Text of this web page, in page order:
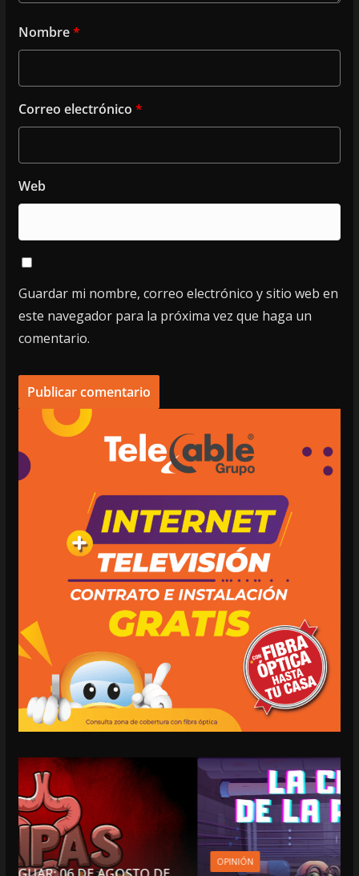
Nombre*
Correo electrónico *
Web
Guardar mi nombre, correo electrónico y sitio web en
este navegador para la próxima vez que haga un
comentario.
OPINIÓN